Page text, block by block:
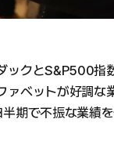
ックとS&P500指
ァベットが好調な
期で不振な業績